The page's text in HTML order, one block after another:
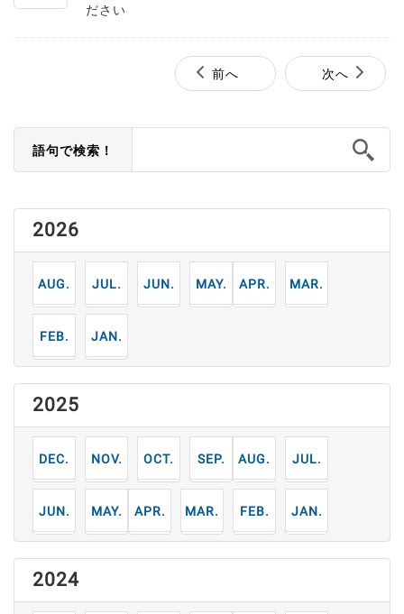
ださい
前へ 次へ
語句で検索！
2026
8月 7月 6月 5月 4月 3月
2月 1月
2025
12月 11月 10月 9月 8月 7月
6月 5月 4月 3月 2月 1月
2024